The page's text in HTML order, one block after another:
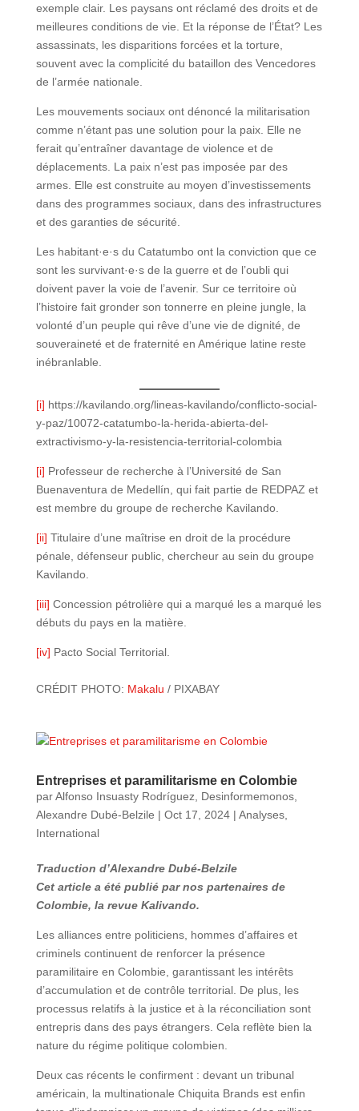
exemple clair. Les paysans ont réclamé des droits et de
meilleures conditions de vie. Et la réponse de l’État? Les
assassinats, les disparitions forcées et la torture,
souvent avec la complicité du bataillon des Vencedores
de l’armée nationale.
Les mouvements sociaux ont dénoncé la militarisation
comme n’étant pas une solution pour la paix. Elle ne
ferait qu’entraîner davantage de violence et de
déplacements. La paix n’est pas imposée par des
armes. Elle est construite au moyen d’investissements
dans des programmes sociaux, dans des infrastructures
et des garanties de sécurité.
Les habitant·e·s du Catatumbo ont la conviction que ce
sont les survivant·e·s de la guerre et de l’oubli qui
doivent paver la voie de l’avenir. Sur ce territoire où
l’histoire fait gronder son tonnerre en pleine jungle, la
volonté d’un peuple qui rêve d’une vie de dignité, de
souveraineté et de fraternité en Amérique latine reste
inébranlable.
[i] https://kavilando.org/lineas-kavilando/conflicto-social-
y-paz/10072-catatumbo-la-herida-abierta-del-
extractivismo-y-la-resistencia-territorial-colombia
[i] Professeur de recherche à l’Université de San
Buenaventura de Medellín, qui fait partie de REDPAZ et
est membre du groupe de recherche Kavilando.
[ii] Titulaire d’une maîtrise en droit de la procédure
pénale, défenseur public, chercheur au sein du groupe
Kavilando.
[iii] Concession pétrolière qui a marqué les a marqué les
débuts du pays en la matière.
[iv] Pacto Social Territorial.
CRÉDIT PHOTO: Makalu / PIXABAY
Entreprises et paramilitarisme en Colombie
parAlfonso Insuasty Rodríguez, Desinformemonos,
Alexandre Dubé-Belzile | Oct 17, 2024| Analyses,
International
Traduction d’Alexandre Dubé-Belzile
Cet article a été publié par nos partenaires de
Colombie, la revue Kalivando.
Les alliances entre politiciens, hommes d’affaires et
criminels continuent de renforcer la présence
paramilitaire en Colombie, garantissant les intérêts
d’accumulation et de contrôle territorial. De plus, les
processus relatifs à la justice et à la réconciliation sont
entrepris dans des pays étrangers. Cela reflète bien la
nature du régime politique colombien.
Deux cas récents le confirment : devant un tribunal
américain, la multinationale Chiquita Brands est enfin